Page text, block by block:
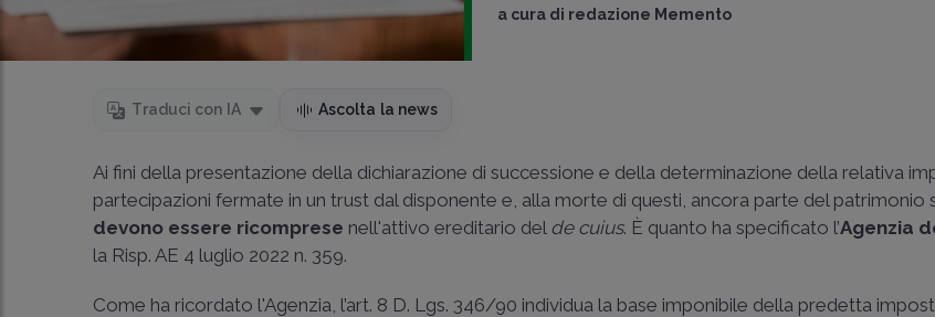
a cura di redazione Memento
Traduci con IA Ascolta la news
Ai fini della presentazione della dichiarazione di successione e della determinazione della relativa
partecipazioni fermate in un trust dal disponente e, alla morte di questi, ancora parte del patrimonio
devono essere ricomprese nell'attivo ereditario del de cuius. È quanto ha specificato l’Agenzia
la Risp. AE 4 luglio 2022 n. 359.
Come ha ricordato l'Agenzia, l’art. 8 D. Lgs. 346/90 individua la base imponibile della predetta